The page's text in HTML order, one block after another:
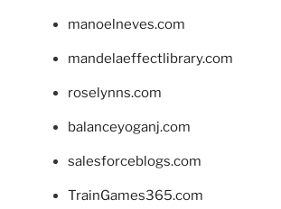
manoelneves.com
mandelaeffectlibrary.com
roselynns.com
balanceyoganj.com
salesforceblogs.com
TrainGames365.com